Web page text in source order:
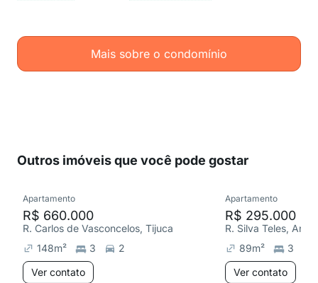
Mais sobre o condomínio
Outros imóveis que você pode gostar
Apartamento
R$ 660.000
R. Carlos de Vasconcelos, Tijuca
148m² 3
2
Ver contato
Apartamento
R$ 295.000
R. Silva Teles,
89m²
3
Ver contato